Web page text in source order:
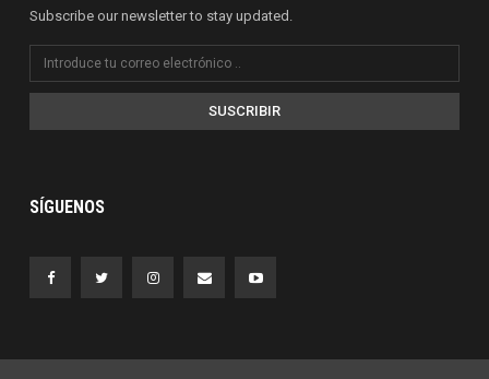
Subscribe our newsletter to stay updated.
SUSCRIBIR
SÍGUENOS